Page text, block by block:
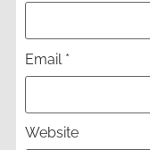
Email *
Website